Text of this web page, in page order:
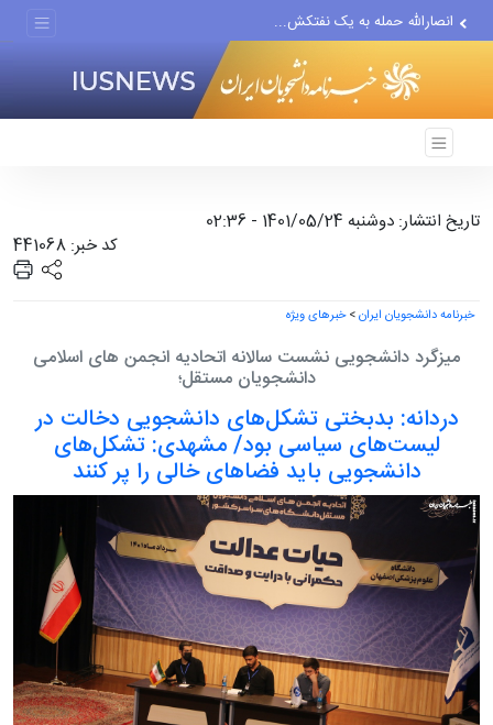
انصارالله حمله به یک نفتکش...
حادثه امنیتی دریایی در جنوب...
تاریخ انتشار: دوشنبه 1401/05/24 - 02:36
کد خبر: 441068
خبرنامه دانشجویان ایران>خبرهای ویژه
میزگرد دانشجویی نشست سالانه اتحادیه انجمن های اسلامی
دانشجویان مستقل؛
دردانه: بدبختی تشکل‌های دانشجویی دخالت در
لیست‌های سیاسی بود/ مشهدی: تشکل‌های
دانشجویی باید فضاهای خالی را پر کنند